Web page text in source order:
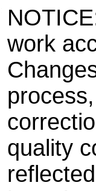
work
quality